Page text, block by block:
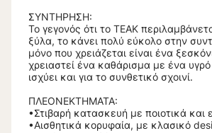
ΣΥΝΤΗΡΗΣΗ:
Το γεγονός ότι το ΤΕΑΚ
ξύλα, το κάνει πολύ εύκολο στην
μόνο που χρειάζεται είναι ένα
χρειαστεί ένα καθάρισμα με ένα υγρό
ισχύει και για το συνθετικό σχοινί.
ΠΛΕΟΝΕΚΤΗΜΑΤΑ:
•Στιβαρή κατασκευή με ποιοτικά και
•Αισθητικά κορυφαία, με κλασικό